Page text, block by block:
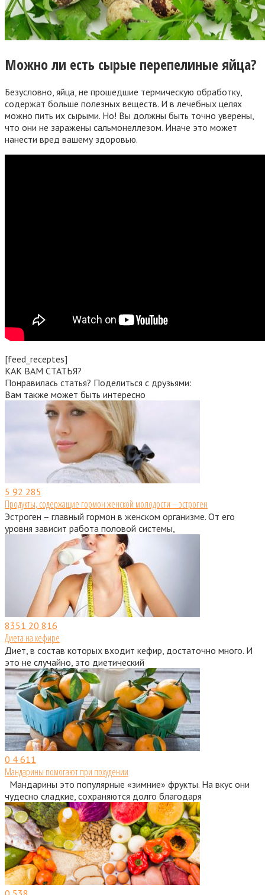
Можно ли есть сырые перепелиные яйца?
Безусловно, яйца, не прошедшие термическую обработку,
содержат больше полезных веществ. И в лечебных целях
можно пить их сырыми. Но! Вы должны быть точно уверены,
что они не заражены сальмонеллезом. Иначе это может
нанести вред вашему здоровью.
[feed_receptes]
КАК ВАМ СТАТЬЯ?
Понравилась статья? Поделиться с друзьями:
Вам также может быть интересно
5 92 285
Продукты, содержащие гормон женской молодости – эстроген
Эстроген – главный гормон в женском организме. От его
уровня зависит работа половой системы,
8351 20 816
Диета на кефире
Диет, в состав которых входит кефир, достаточно много. И
это не случайно, это диетический
0 4 611
Мандарины помогают при похудении
Мандарины это популярные «зимние» фрукты. На вкус они
чудесно сладкие, сохраняются долго благодаря